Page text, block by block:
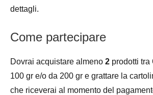
dettagli.
Come partecipare
Dovrai acquistare almeno 2 prodotti tra
100 gr e/o da 200 gr e grattare la
che riceverai al momento del